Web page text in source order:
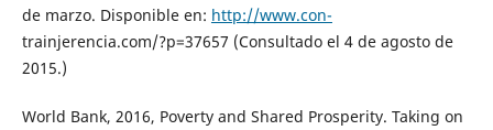
de marzo. Disponible en: http://www.con-
trainjerencia.com/?p=37657 (Consultado el 4 de agosto de
2015.)
World Bank, 2016, Poverty and Shared Prosperity. Taking on